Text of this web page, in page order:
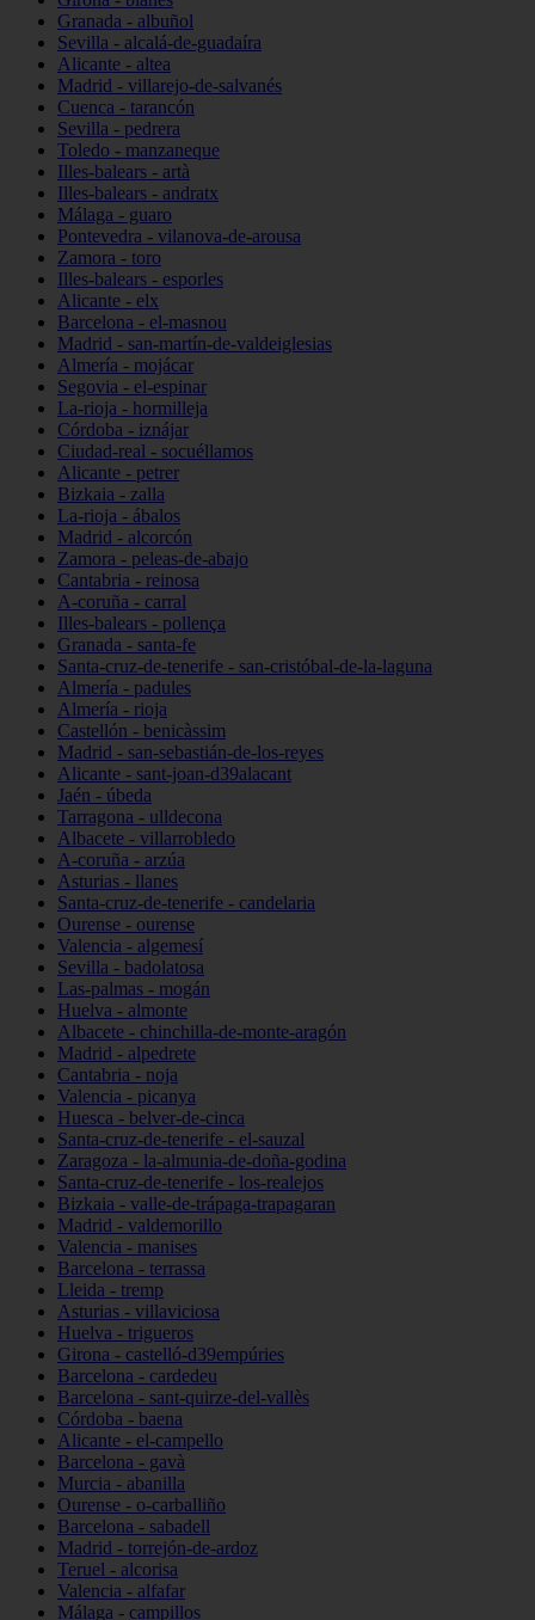
Granada - albuñol
Sevilla - alcalá-de-guadaíra
Alicante - altea
Madrid - villarejo-de-salvanés
Cuenca - tarancón
Sevilla - pedrera
Toledo - manzaneque
Illes-balears - artà
Illes-balears - andratx
Málaga - guaro
Pontevedra - vilanova-de-arousa
Zamora - toro
Illes-balears - esporles
Alicante - elx
Barcelona - el-masnou
Madrid - san-martín-de-valdeiglesias
Almería - mojácar
Segovia - el-espinar
La-rioja - hormilleja
Córdoba - iznájar
Ciudad-real - socuéllamos
Alicante - petrer
Bizkaia - zalla
La-rioja - ábalos
Madrid - alcorcón
Zamora - peleas-de-abajo
Cantabria - reinosa
A-coruña - carral
Illes-balears - pollença
Granada - santa-fe
Santa-cruz-de-tenerife - san-cristóbal-de-la-laguna
Almería - padules
Almería - rioja
Castellón - benicàssim
Madrid - san-sebastián-de-los-reyes
Alicante - sant-joan-d39alacant
Jaén - úbeda
Tarragona - ulldecona
Albacete - villarrobledo
A-coruña - arzúa
Asturias - llanes
Santa-cruz-de-tenerife - candelaria
Ourense - ourense
Valencia - algemesí
Sevilla - badolatosa
Las-palmas - mogán
Huelva - almonte
Albacete - chinchilla-de-monte-aragón
Madrid - alpedrete
Cantabria - noja
Valencia - picanya
Huesca - belver-de-cinca
Santa-cruz-de-tenerife - el-sauzal
Zaragoza - la-almunia-de-doña-godina
Santa-cruz-de-tenerife - los-realejos
Bizkaia - valle-de-trápaga-trapagaran
Madrid - valdemorillo
Valencia - manises
Barcelona - terrassa
Lleida - tremp
Asturias - villaviciosa
Huelva - trigueros
Girona - castelló-d39empúries
Barcelona - cardedeu
Barcelona - sant-quirze-del-vallès
Córdoba - baena
Alicante - el-campello
Barcelona - gavà
Murcia - abanilla
Ourense - o-carballiño
Barcelona - sabadell
Madrid - torrejón-de-ardoz
Teruel - alcorisa
Valencia - alfafar
Málaga - campillos